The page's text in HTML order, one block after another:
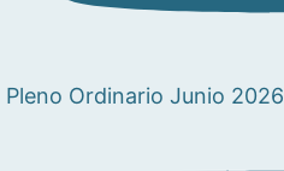
Pleno Ordinario Junio 2026